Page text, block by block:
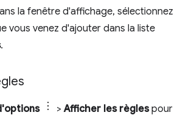
la fenêtre d'affichage, sélectionnez
vous venez d'ajouter dans la liste
.
>Afficher les règlespour